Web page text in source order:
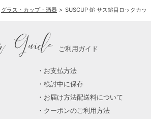
グラス・カップ・酒器 SUSCUP 鎚 サス鎚目ロックカッ
Guide ご利用ガイド
お支払方法
検討中に保存
お届け方法配送料について
クーポンのご利用方法